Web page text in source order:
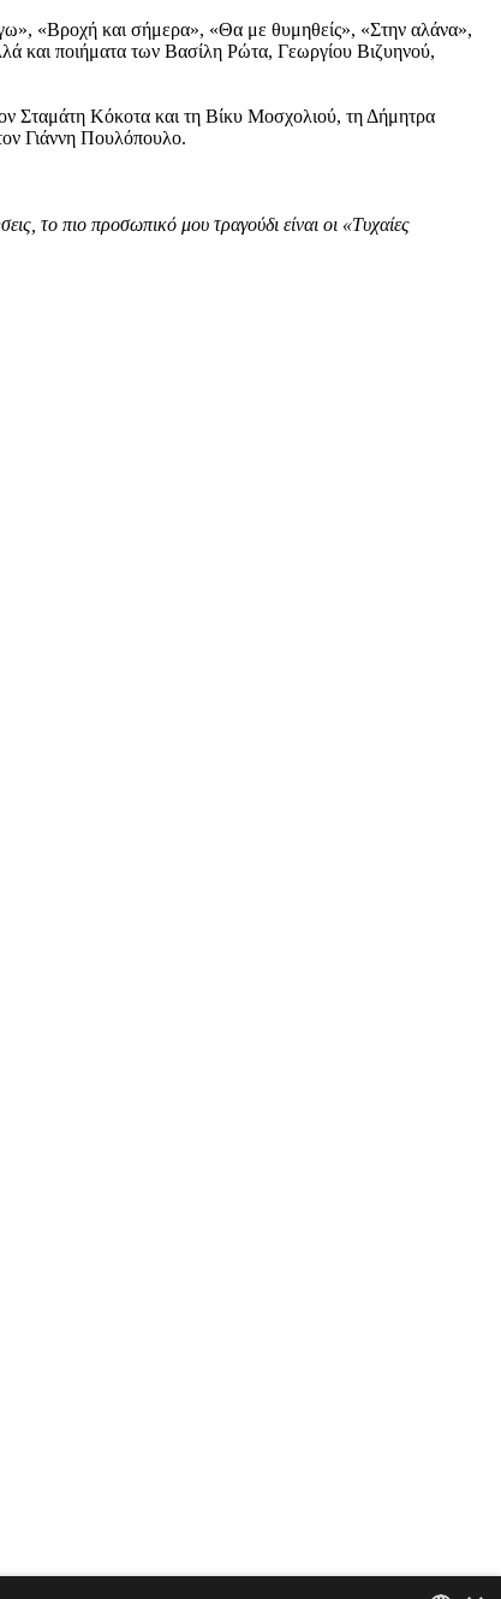
«Βροχή και σήμερα», «Θα με θυμηθείς», «Στην αλάνα»,
και ποιήματα των Βασίλη Ρώτα, Γεωργίου Βιζυηνού,
Σταμάτη Κόκοτα και τη Βίκυ Μοσχολιού, τη Δήμητρα
Γιάννη Πουλόπουλο.
το πιο προσωπικό μου τραγούδι είναι οι «Τυχαίες